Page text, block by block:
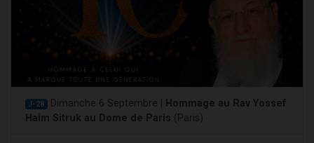
J-28 Dimanche 6 Septembre |
Hommage au Rav Yossef
Haim Sitruk au Dome de Paris (Paris)